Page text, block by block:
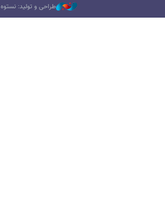
طراحی و تولید: نستوه